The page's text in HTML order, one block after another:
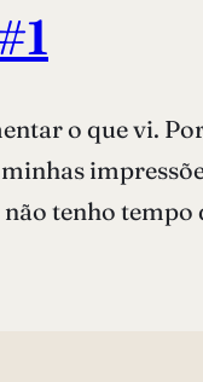
o que vi.
tenho tempo